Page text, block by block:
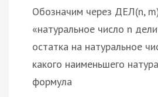
Обозначим через ДЕЛ(n,
«натуральное число n
остатка на натуральное
какого наименьшего
формула